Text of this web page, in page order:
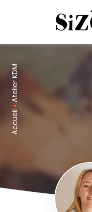
Accueil
•
Atelier KDM